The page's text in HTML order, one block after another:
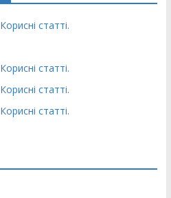
Корисні статті.
Корисні статті.
Корисні статті.
Корисні статті.